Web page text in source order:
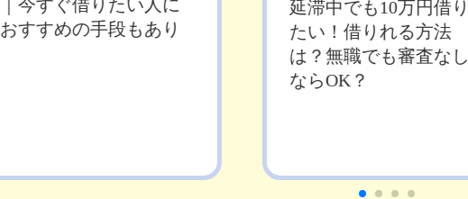
｜今すぐ借りたい人に
おすすめの手段もあり
延滞中でも10万円借り
たい！借りれる方法
は？無職でも審査なし
ならOK？